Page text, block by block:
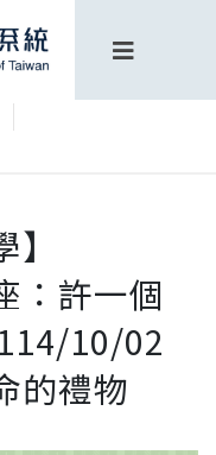
：許一個
10/02
的禮物